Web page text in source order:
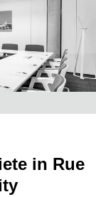
in Rue